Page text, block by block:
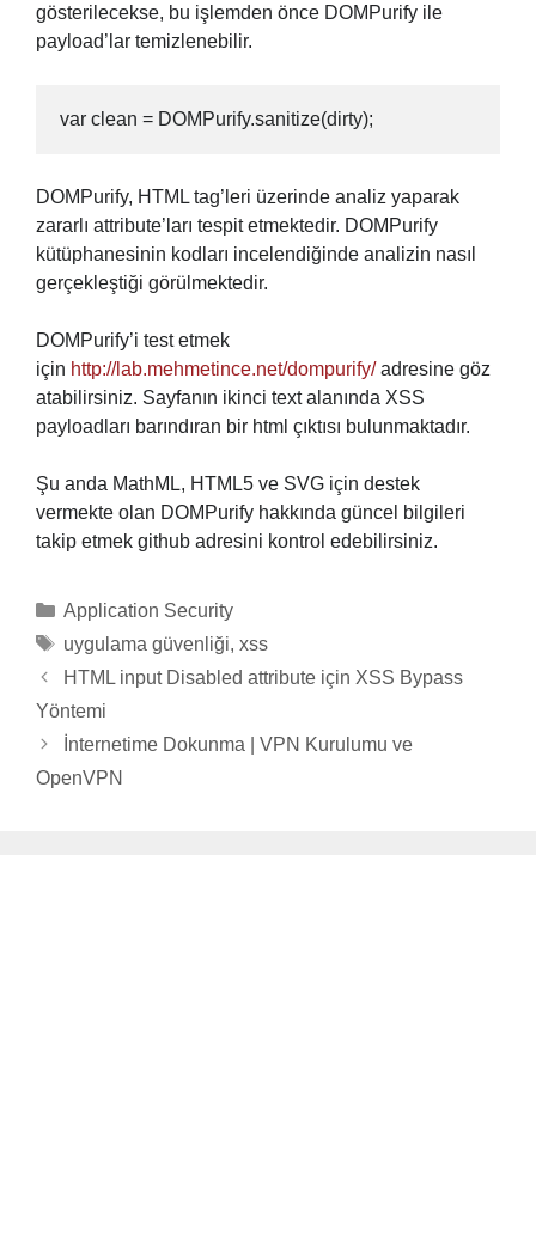
gösterilecekse, bu işlemden önce DOMPurify ile
payload’lar temizlenebilir.
var clean = DOMPurify.sanitize(dirty);
DOMPurify, HTML tag’leri üzerinde analiz yaparak
zararlı attribute’ları tespit etmektedir. DOMPurify
kütüphanesinin kodları incelendiğinde analizin nasıl
gerçekleştiği görülmektedir.
DOMPurify’i test etmek
için http://lab.mehmetince.net/dompurify/adresine göz
atabilirsiniz. Sayfanın ikinci text alanında XSS
payloadları barındıran bir html çıktısı bulunmaktadır.
Şu anda MathML, HTML5 ve SVG için destek
vermekte olan DOMPurify hakkında güncel bilgileri
takip etmek github adresini kontrol edebilirsiniz.
Categories
Application Security
Tags
uygulama güvenliği, xss
HTML input Disabled attribute için XSS Bypass
Yöntemi
İnternetime Dokunma | VPN Kurulumu ve
OpenVPN